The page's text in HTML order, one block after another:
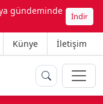
gündeminde
İndir
Künye İletişim